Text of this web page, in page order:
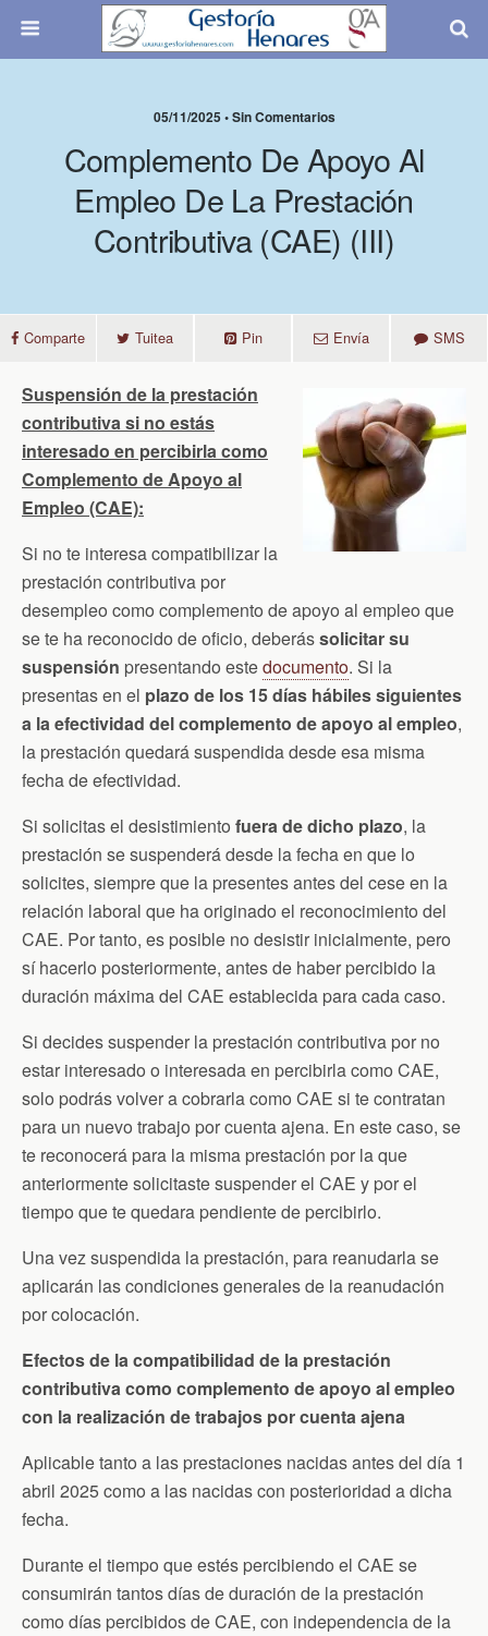
05/11/2025 • Sin Comentarios
Complemento De Apoyo Al
Empleo De La Prestación
Contributiva (CAE) (III)
Comparte Tuitea Pin Envía SMS
Suspensión de la prestación
contributiva si no estás
interesado en percibirla como
Complemento de Apoyo al
Empleo (CAE):
Si no te interesa compatibilizar la
prestación contributiva por
desempleo como complemento de apoyo al empleo que
se te ha reconocido de oficio, deberássolicitar su
suspensión presentando estedocumento. Si la
presentas en el plazo de los 15 días hábiles siguientes
a la efectividad del complemento de apoyo al empleo,
la prestación quedará suspendida desde esa misma
fecha de efectividad.
Si solicitas el desistimiento fuera de dicho plazo, la
prestación se suspenderá desde la fecha en que lo
solicites, siempre que la presentes antes del cese en la
relación laboral que ha originado el reconocimiento del
CAE. Por tanto, es posible no desistir inicialmente, pero
sí hacerlo posteriormente, antes de haber percibido la
duración máxima del CAE establecida para cada caso.
Si decides suspender la prestación contributiva por no
estar interesado o interesada en percibirla como CAE,
solo podrás volver a cobrarla como CAE si te contratan
para un nuevo trabajo por cuenta ajena. En este caso, se
te reconocerá para la misma prestación por la que
anteriormente solicitaste suspender el CAE y por el
tiempo que te quedara pendiente de percibirlo.
Una vez suspendida la prestación, para reanudarla se
aplicarán las condiciones generales de la reanudación
por colocación.
Efectos de la compatibilidad de la prestación
contributiva como complemento de apoyo al empleo
con la realización de trabajos por cuenta ajena
Aplicable tanto a las prestaciones nacidas antes del día 1
abril 2025 como a las nacidas con posterioridad a dicha
fecha.
Durante el tiempo que estés percibiendo el CAE se
consumirán tantos días de duración de la prestación
como días percibidos de CAE, con independencia de la